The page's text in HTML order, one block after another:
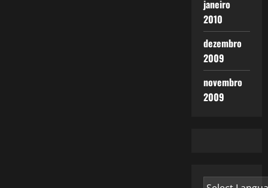
janeiro
2010
dezembro
2009
novembro
2009